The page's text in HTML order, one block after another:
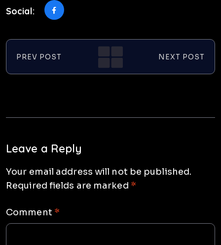
Social:
PREV POST NEXT POST
Leave a Reply
Your email address will not be published.
Required fields are marked *
Comment *